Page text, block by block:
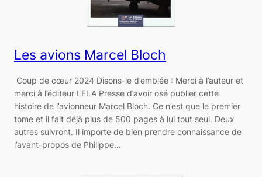
Les avions Marcel Bloch
Coup de cœur 2024 Disons-le d’emblée : Merci à l’auteur et
merci à l’éditeur LELA Presse d’avoir osé publier cette
histoire de l’avionneur Marcel Bloch. Ce n’est que le premier
tome et il fait déjà plus de 500 pages à lui tout seul. Deux
autres suivront. Il importe de bien prendre connaissance de
l’avant-propos de Philippe…